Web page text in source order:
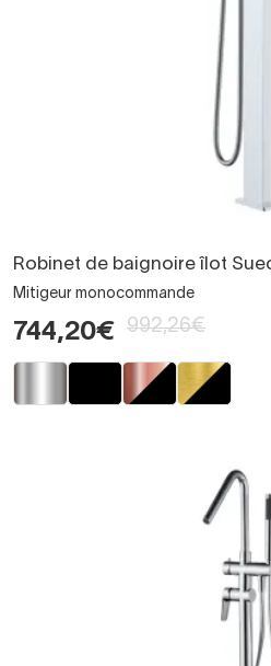
Robinet de baignoire îlot
Mitigeur monocommande
744,20€ 992,26€